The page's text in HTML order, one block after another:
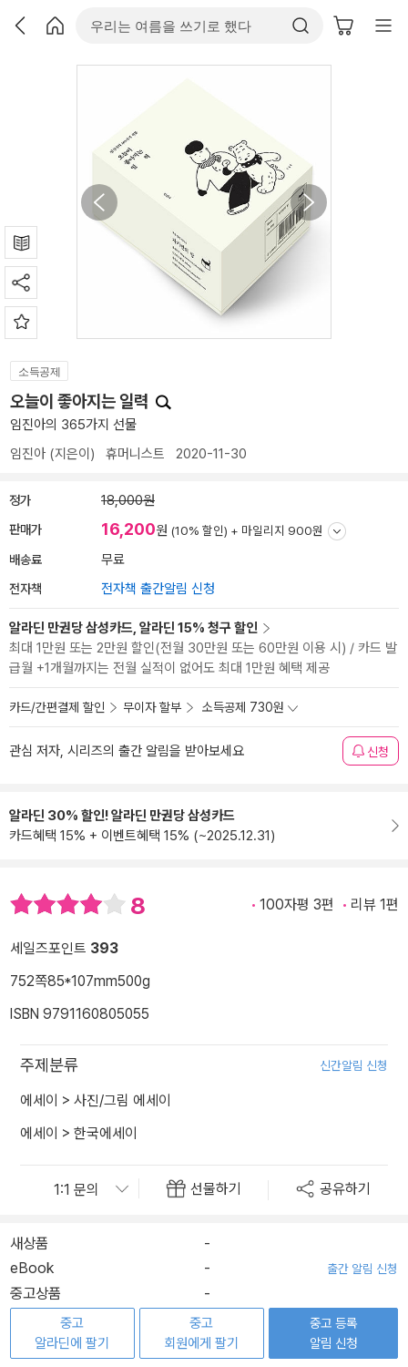
소득공제
오늘이 좋아지는 일력
임진아의 365가지 선물
임진아 (지은이) 휴머니스트 2020-11-30
정가 18,000원
판매가 16,200원 (10% 할인) + 마일리지 900원
배송료 무료
전자책 전자책 출간알림 신청
알라딘 만권당 삼성카드, 알라딘 15% 청구 할인
최대 1만원 또는 2만원 할인(전월 30만원 또는 60만원 이용 시) / 카드 발
급월 +1개월까지는 전월 실적이 없어도 최대 1만원 혜택 제공
카드/간편결제 할인 무이자 할부 소득공제 730원
관심 저자, 시리즈의 출간 알림을 받아보세요 신청
알라딘 30% 할인! 알라딘 만권당 삼성카드
카드혜택 15% + 이벤트혜택 15% (~2025.12.31)
8 100자평 3편 리뷰 1편
세일즈포인트 393
752쪽85*107mm500g
ISBN 9791160805055
주제분류 신간알림 신청
에세이 > 사진/그림 에세이
에세이 > 한국에세이
선물하기 공유하기
새상품
-
eBook
- 출간 알림 신청
중고상품 -
중고
알라딘에 팔기
중고
회원에게 팔기
중고 등록
알림 신청